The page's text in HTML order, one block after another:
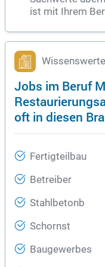
ist mit Ihrem
Jobs im Beruf
oft in diesen
Fertigteilbau
Betreiber
Stahlbetonb
Schornst
Baugewerbes